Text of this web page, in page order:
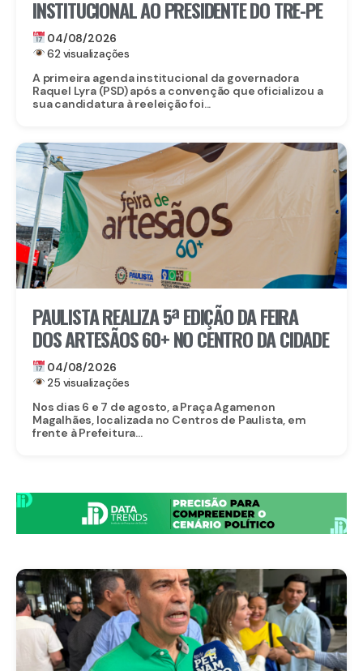
INSTITUCIONAL AO PRESIDENTE DO TRE-PE
04/08/2026
62 visualizações
A primeira agenda institucional da governadora
Raquel Lyra (PSD) após a convenção que oficializou a
sua candidatura à reeleição foi...
PAULISTA REALIZA 5ª EDIÇÃO DA FEIRA
DOS ARTESÃOS 60+ NO CENTRO DA CIDADE
04/08/2026
25 visualizações
Nos dias 6 e 7 de agosto, a Praça Agamenon
Magalhães, localizada no Centros de Paulista, em
frente à Prefeitura...